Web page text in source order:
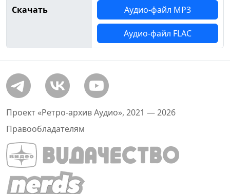
Скачать Аудио-файл MP3
Аудио-файл FLAC
Проект «Ретро-архив Аудио», 2021 — 2026
Правообладателям